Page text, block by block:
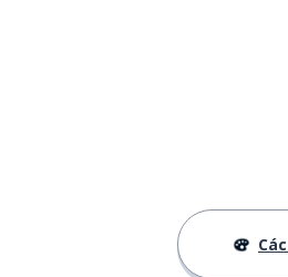
Các